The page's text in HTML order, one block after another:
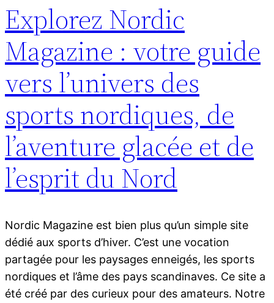
Explorez Nordic
Magazine : votre guide
vers l’univers des
sports nordiques, de
l’aventure glacée et de
l’esprit du Nord
Nordic Magazine est bien plus qu’un simple site
dédié aux sports d’hiver. C’est une vocation
partagée pour les paysages enneigés, les sports
nordiques et l’âme des pays scandinaves. Ce site a
été créé par des curieux pour des amateurs. Notre